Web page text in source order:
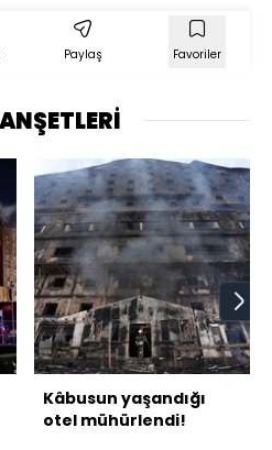
Paylaş Favoriler
Kâbusun yaşandığı
otel mühürlendi!